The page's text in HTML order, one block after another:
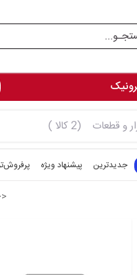
و قطعات (2 کالا )
جدیدترین پیشنهاد ویژه